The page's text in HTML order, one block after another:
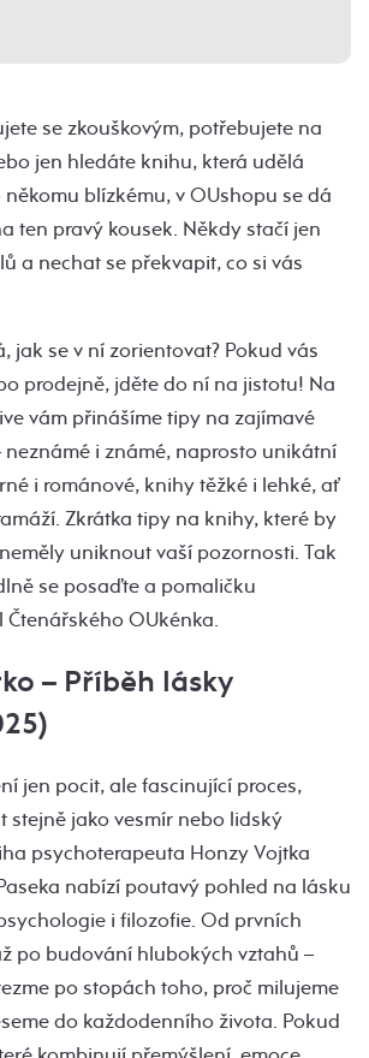
se zkouškovým, potřebujete na
jen hledáte knihu, která udělá
blízkému, v OUshopu se dá
ten pravý kousek. Někdy stačí jen
a nechat se překvapit, co si vás
jak se v ní zorientovat? Pokud vás
prodejně, jděte do ní na jistotu! Na
vám přinášíme tipy na zajímavé
neznámé i známé, naprosto unikátní
i románové, knihy těžké i lehké, ať
Zkrátka tipy na knihy, které by
uniknout vaší pozornosti. Tak
se posaďte a pomaličku
Čtenářského OUkénka.
– Příběh lásky
jen pocit, ale fascinující proces,
stejně jako vesmír nebo lidský
psychoterapeuta Honzy Vojtka
nabízí poutavý pohled na lásku
i filozofie. Od prvních
po budování hlubokých vztahů –
po stopách toho, proč milujeme
do každodenního života. Pokud